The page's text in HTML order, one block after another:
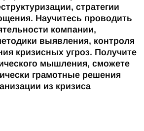
стратегии
Научитесь проводить
компании,
выявления, контроля
кризисных угроз. Получите
мышления, сможете
грамотные решения
из кризиса